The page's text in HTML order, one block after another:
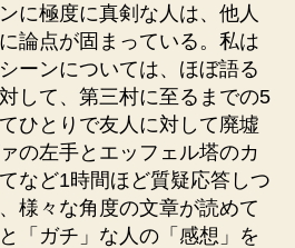
に極度に真剣な人は、他人
論点が固まっている。私は
ーンについては、ほぼ語る
して、第三村に至るまでの5
ひとりで友人に対して廃墟
の左手とエッフェル塔のカ
など1時間ほど質疑応答しつ
様々な角度の文章が読めて
「ガチ」な人の「感想」を